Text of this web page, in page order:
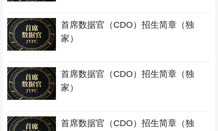
首席数据官（CDO）招生简章（独
家）
首席数据官（CDO）招生简章（独
家）
首席数据官（CDO）招生简章（独